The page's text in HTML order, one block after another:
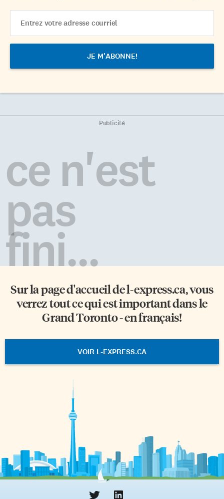
Address
Publicité
ce n'est
pas
fini...
Sur la page d'accueil del-express.ca, vous
verrez tout ce qui est important dans le
Grand Toronto - en français!
VOIR L-EXPRESS.CA